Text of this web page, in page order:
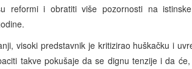
reformi i obratiti više pozornosti na
visoki predstavnik je kritizirao huškačku i
takve pokušaje da se dignu tenzije i da